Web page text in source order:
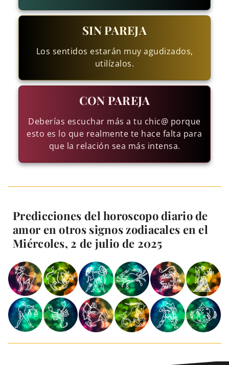
SIN PAREJA
Los sentidos estarán muy agudizados,
utilízalos.
CON PAREJA
Deberías escuchar más a tu chic@ porque
esto es lo que realmente te hace falta para
que la relación sea más intensa.
Predicciones del horoscopo diario de
amor en otros signos zodiacales en el
Miércoles, 2 de julio de 2025